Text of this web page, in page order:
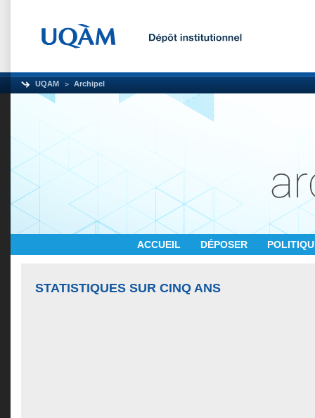
UQAM Archipel
ACCUEIL DÉPOSER
STATISTIQUES SUR CINQ ANS